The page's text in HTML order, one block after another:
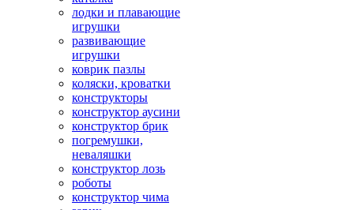
лодки и плавающие
игрушки
развивающие
игрушки
коврик пазлы
коляски, кроватки
конструкторы
конструктор аусини
конструктор брик
погремушки,
неваляшки
конструктор лозь
роботы
конструктор чима